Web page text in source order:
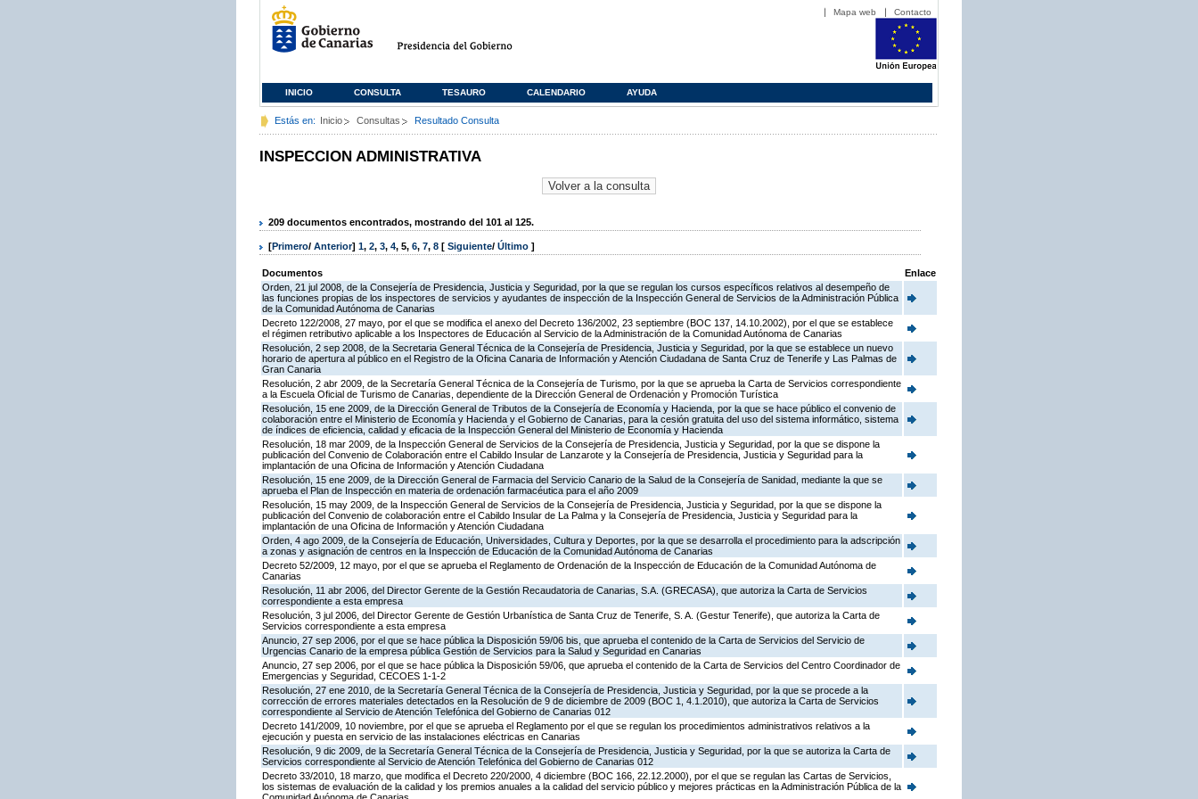
Mapa web Contacto
INICIO CONSULTA TESAURO CALENDARIO AYUDA
Estás en: Inicio Consultas Resultado Consulta
INSPECCION ADMINISTRATIVA
209 documentos encontrados, mostrando del 101 al 125.
[Primero/ Anterior] 1, 2, 3, 4, 5, 6, 7, 8 [ Siguiente/ Último ]
Documentos
Enlace
Orden, 21 jul 2008, de la Consejería de Presidencia, Justicia y Seguridad, por la que se regulan los cursos específicos relativos al desempeño de
las funciones propias de los inspectores de servicios y ayudantes de inspección de la Inspección General de Servicios de la Administración Pública
de la Comunidad Autónoma de Canarias
Decreto 122/2008, 27 mayo, por el que se modifica el anexo del Decreto 136/2002, 23 septiembre (BOC 137, 14.10.2002), por el que se establece
el régimen retributivo aplicable a los Inspectores de Educación al Servicio de la Administración de la Comunidad Autónoma de Canarias
Resolución, 2 sep 2008, de la Secretaria General Técnica de la Consejería de Presidencia, Justicia y Seguridad, por la que se establece un nuevo
horario de apertura al público en el Registro de la Oficina Canaria de Información y Atención Ciudadana de Santa Cruz de Tenerife y Las Palmas de
Gran Canaria
Resolución, 2 abr 2009, de la Secretaría General Técnica de la Consejería de Turismo, por la que se aprueba la Carta de Servicios correspondiente
a la Escuela Oficial de Turismo de Canarias, dependiente de la Dirección General de Ordenación y Promoción Turística
Resolución, 15 ene 2009, de la Dirección General de Tributos de la Consejería de Economía y Hacienda, por la que se hace público el convenio de
colaboración entre el Ministerio de Economía y Hacienda y el Gobierno de Canarias, para la cesión gratuita del uso del sistema informático, sistema
de índices de eficiencia, calidad y eficacia de la Inspección General del Ministerio de Economía y Hacienda
Resolución, 18 mar 2009, de la Inspección General de Servicios de la Consejería de Presidencia, Justicia y Seguridad, por la que se dispone la
publicación del Convenio de Colaboración entre el Cabildo Insular de Lanzarote y la Consejería de Presidencia, Justicia y Seguridad para la
implantación de una Oficina de Información y Atención Ciudadana
Resolución, 15 ene 2009, de la Dirección General de Farmacia del Servicio Canario de la Salud de la Consejería de Sanidad, mediante la que se
aprueba el Plan de Inspección en materia de ordenación farmacéutica para el año 2009
Resolución, 15 may 2009, de la Inspección General de Servicios de la Consejería de Presidencia, Justicia y Seguridad, por la que se dispone la
publicación del Convenio de colaboración entre el Cabildo Insular de La Palma y la Consejería de Presidencia, Justicia y Seguridad para la
implantación de una Oficina de Información y Atención Ciudadana
Orden, 4 ago 2009, de la Consejería de Educación, Universidades, Cultura y Deportes, por la que se desarrolla el procedimiento para la adscripción
a zonas y asignación de centros en la Inspección de Educación de la Comunidad Autónoma de Canarias
Decreto 52/2009, 12 mayo, por el que se aprueba el Reglamento de Ordenación de la Inspección de Educación de la Comunidad Autónoma de
Canarias
Resolución, 11 abr 2006, del Director Gerente de la Gestión Recaudatoria de Canarias, S.A. (GRECASA), que autoriza la Carta de Servicios
correspondiente a esta empresa
Resolución, 3 jul 2006, del Director Gerente de Gestión Urbanística de Santa Cruz de Tenerife, S. A. (Gestur Tenerife), que autoriza la Carta de
Servicios correspondiente a esta empresa
Anuncio, 27 sep 2006, por el que se hace pública la Disposición 59/06 bis, que aprueba el contenido de la Carta de Servicios del Servicio de
Urgencias Canario de la empresa pública Gestión de Servicios para la Salud y Seguridad en Canarias
Anuncio, 27 sep 2006, por el que se hace pública la Disposición 59/06, que aprueba el contenido de la Carta de Servicios del Centro Coordinador de
Emergencias y Seguridad, CECOES 1-1-2
Resolución, 27 ene 2010, de la Secretaría General Técnica de la Consejería de Presidencia, Justicia y Seguridad, por la que se procede a la
corrección de errores materiales detectados en la Resolución de 9 de diciembre de 2009 (BOC 1, 4.1.2010), que autoriza la Carta de Servicios
correspondiente al Servicio de Atención Telefónica del Gobierno de Canarias 012
Decreto 141/2009, 10 noviembre, por el que se aprueba el Reglamento por el que se regulan los procedimientos administrativos relativos a la
ejecución y puesta en servicio de las instalaciones eléctricas en Canarias
Resolución, 9 dic 2009, de la Secretaría General Técnica de la Consejería de Presidencia, Justicia y Seguridad, por la que se autoriza la Carta de
Servicios correspondiente al Servicio de Atención Telefónica del Gobierno de Canarias 012
Decreto 33/2010, 18 marzo, que modifica el Decreto 220/2000, 4 diciembre (BOC 166, 22.12.2000), por el que se regulan las Cartas de Servicios,
los sistemas de evaluación de la calidad y los premios anuales a la calidad del servicio público y mejores prácticas en la Administración Pública de la